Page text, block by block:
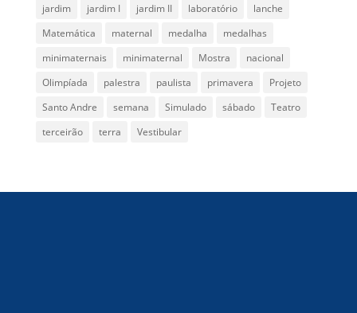
jardim
jardim I jardim II laboratório
lanche
Matemática
maternal medalha
medalhas
minimaternais
minimaternal Mostra
nacional
Olimpíada
palestra paulista primavera
Projeto
Santo Andre
semana Simulado sábado
Teatro
terceirão
terra Vestibular